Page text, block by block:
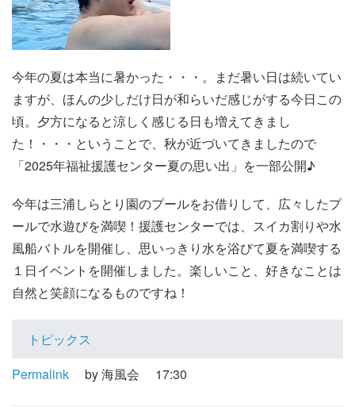
今年の夏は本当に暑かった・・・。まだ暑い日は続いてい
ますが、ほんの少しだけ日が和らいだ感じがする今日この
頃。夕方になると涼しく感じる日も増えてきまし
た！・・・ということで、秋が近づいてきましたので
「2025年福祉援護センター夏の思い出」を一部公開♪
今年は三浦しらとり園のプールをお借りして、広々したプ
ールで水遊びを満喫！援護センターでは、スイカ割りや水
風船バトルを開催し、思いっきり水を浴びて夏を満喫する
１日イベントを開催しました。楽しいこと、好きなことは
自然と笑顔になるものですね！
トピックス
Permalink
by 海風会 17:30